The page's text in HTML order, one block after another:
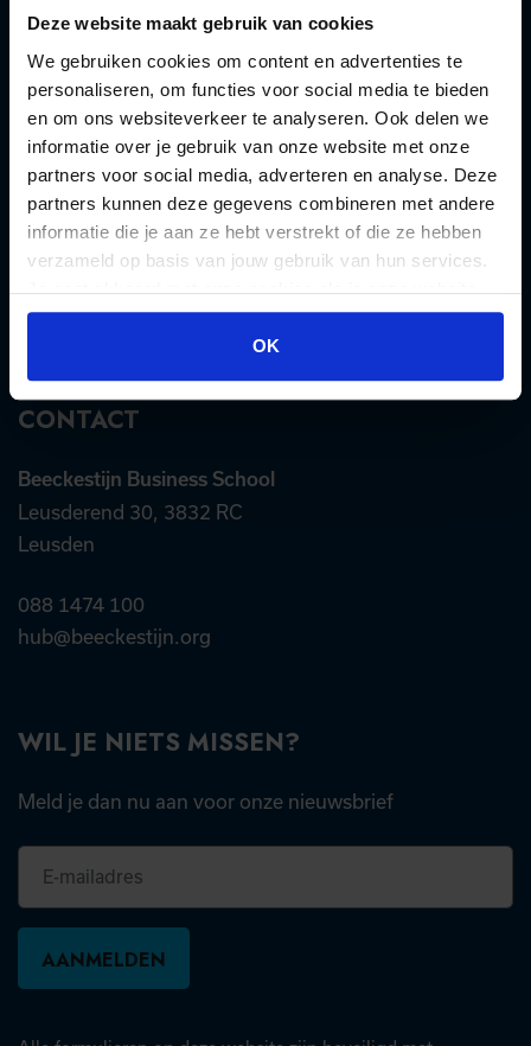
Deze website maakt gebruik van cookies
We gebruiken cookies om content en advertenties te
personaliseren, om functies voor social media te bieden
en om ons websiteverkeer te analyseren. Ook delen we
informatie over je gebruik van onze website met onze
partners voor social media, adverteren en analyse. Deze
partners kunnen deze gegevens combineren met andere
informatie die je aan ze hebt verstrekt of die ze hebben
verzameld op basis van jouw gebruik van hun services.
Je gaat akkoord met onze cookies als je onze website
blijft gebruiken.
OK
Customer Experience
AI, Data & Tech
Communicatie
Leiderschap & Change
CONTACT
Beeckestijn Business School
Leusderend 30, 3832 RC
Leusden
088 1474 100
hub@beeckestijn.org
WIL JE NIETS MISSEN?
Meld je dan nu aan voor onze nieuwsbrief